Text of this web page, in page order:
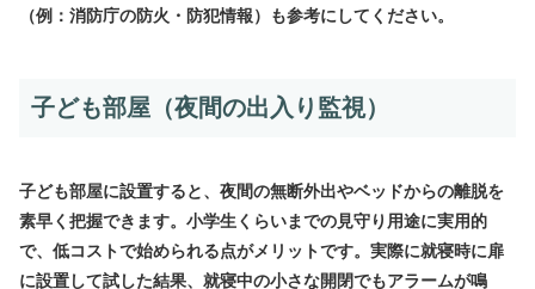
（例：消防庁の防火・防犯情報）も参考にしてください。
子ども部屋（夜間の出入り監視）
子ども部屋に設置すると、夜間の無断外出やベッドからの離脱を
素早く把握できます。小学生くらいまでの見守り用途に実用的
で、低コストで始められる点がメリットです。実際に就寝時に扉
に設置して試した結果、就寝中の小さな開閉でもアラームが鳴